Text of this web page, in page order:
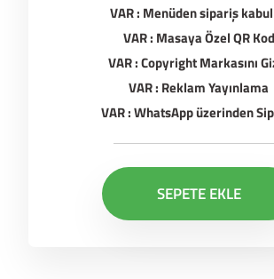
VAR : Menüden sipariş
VAR : Masaya Özel QR Kod
VAR : Copyright Markasını
VAR : Reklam Yayınlama
VAR : WhatsApp üzerinden
SEPETE EKLE